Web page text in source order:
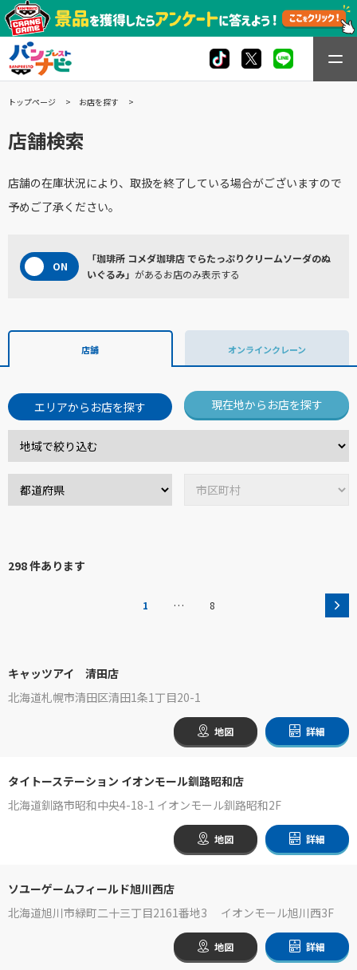
トップページ お店を探す
店舗検索
店舗の在庫状況により、取扱を終了している場合がございますので
予めご了承ください。
「珈琲所 コメダ珈琲店 でらたっぷりクリームソーダのぬ
いぐるみ」 があるお店のみ表示する
店舗 オンラインクレーン
エリアからお店を探す 現在地からお店を探す
298 件あります
1 … 8
キャッツアイ 清田店
北海道札幌市清田区清田1条1丁目20-1
地図 詳細
タイトーステーション イオンモール釧路昭和店
北海道釧路市昭和中央4-18-1 イオンモール釧路昭和2F
地図 詳細
ソユーゲームフィールド旭川西店
北海道旭川市緑町二十三丁目2161番地3 イオンモール旭川西3F
地図 詳細